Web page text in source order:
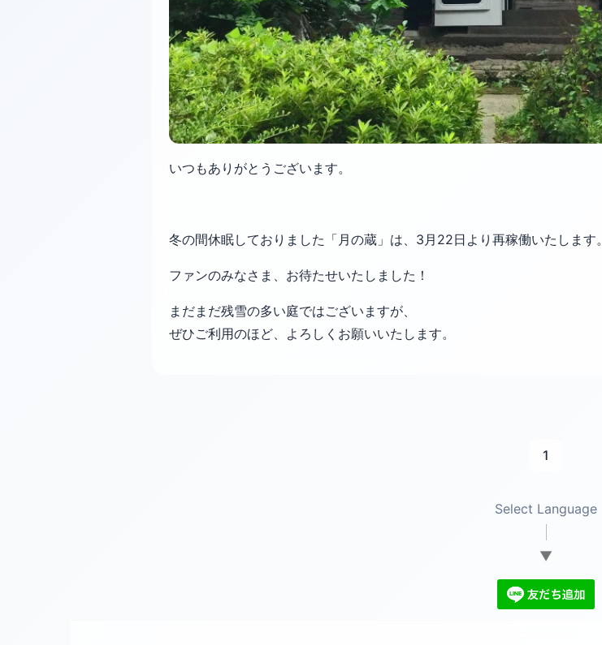
いつもありがとうございます。
冬の間休眠しておりました「月の蔵」は、3月22日より再稼働いたします。
ファンのみなさま、お待たせいたしました！
まだまだ残雪の多い庭ではございますが、
ぜひご利用のほど、よろしくお願いいたします。
1
Select Language
▼